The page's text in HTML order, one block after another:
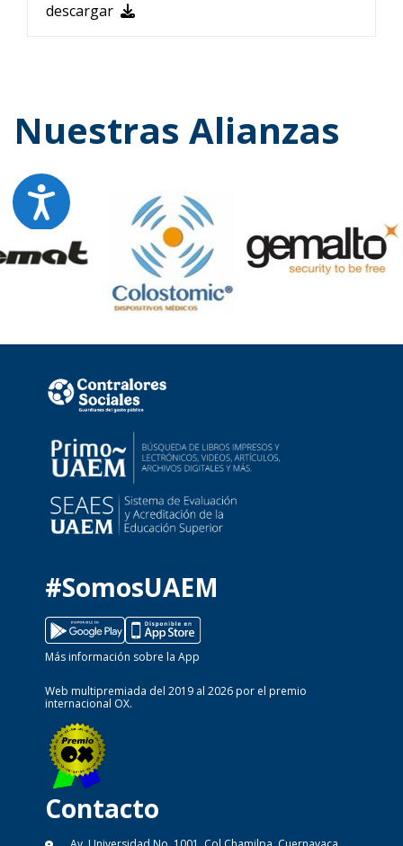
descargar
Nuestras Alianzas
#SomosUAEM
Más información sobre la App
Web multipremiada del 2019 al 2026 por el premio
internacional OX.
Contacto